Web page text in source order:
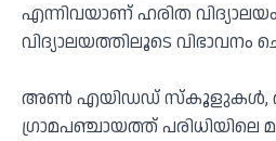
എന്നിവയാണ് ഹരിത
വിദ്യാലയത്തിലൂടെ വിഭാവനം
അൺ എയിഡഡ് സ്കൂളുകൾ,
ഗ്രാമപഞ്ചായത്ത്